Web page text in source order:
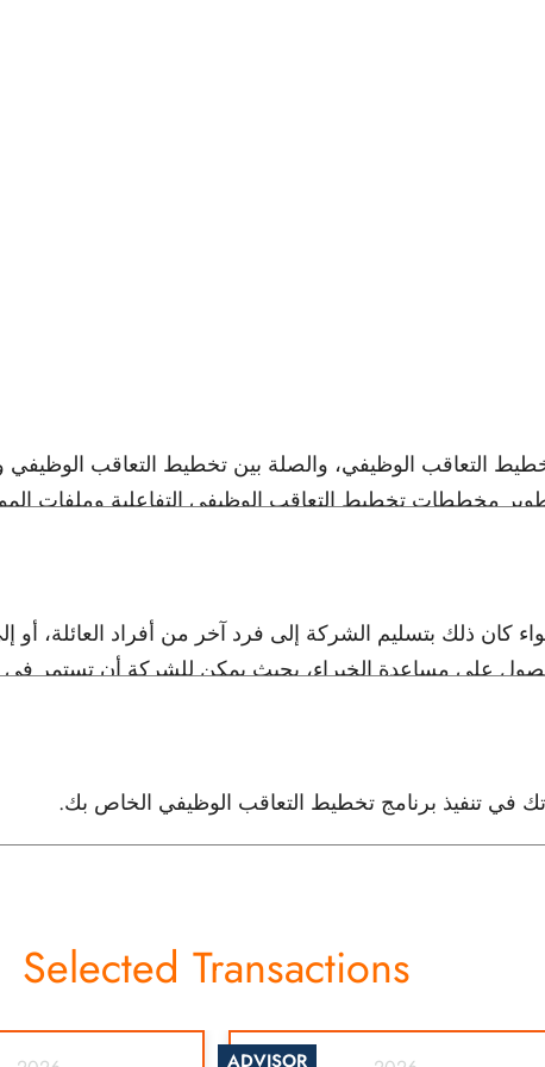
التعاقب الوظيفي، والصلة بين تخطيط التعاقب
مخططات تخطيط التعاقب الوظيفي التفاعلية وملفات
كان ذلك بتسليم الشركة إلى فرد آخر من أفراد العائلة،
على مساعدة الخبراء، بحيث يمكن للشركة أن تستمر في
في تنفيذ برنامج تخطيط التعاقب الوظيفي الخاص بك.
Selected Transactions
ADVISOR